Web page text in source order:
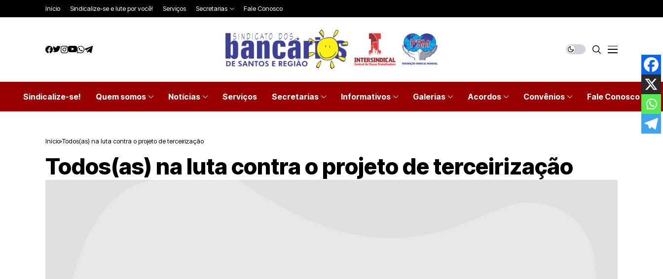
Início Sindicalize-se e lute por você! Serviços Secretarias Fale Conosco
Sindicalize-se! Quem somos Notícias Serviços Secretarias Informativos Galerias Acordos Convênios Fale Conosco
Início Todos(as) na luta contra o projeto de terceirização
Todos(as) na luta contra o projeto de terceirização